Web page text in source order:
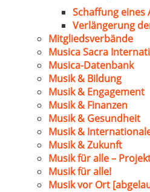
Schaffung
Verlängerung
Mitgliedsverbände
Musica Sacra
Musica-Datenbank
Musik & Bildung
Musik & Engagement
Musik & Finanzen
Musik & Gesundheit
Musik &
Musik & Zukunft
Musik für alle –
Musik für alle!
Musik vor Ort